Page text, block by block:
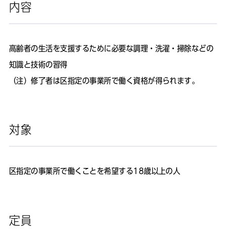
内容
高齢者の生活を支援するために必要な調理・洗濯・掃除などの
知識と技術の習得
（注）修了者は区指定の事業所で働く資格が得られます。
対象
区指定の事業所で働くことを希望する18歳以上の人
定員